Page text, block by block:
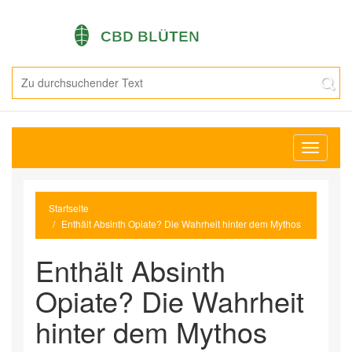
Startseite
Enthält Absinth Opiate? Die Wahrheit hinter dem Mythos
Enthält Absinth
Opiate? Die Wahrheit
hinter dem Mythos